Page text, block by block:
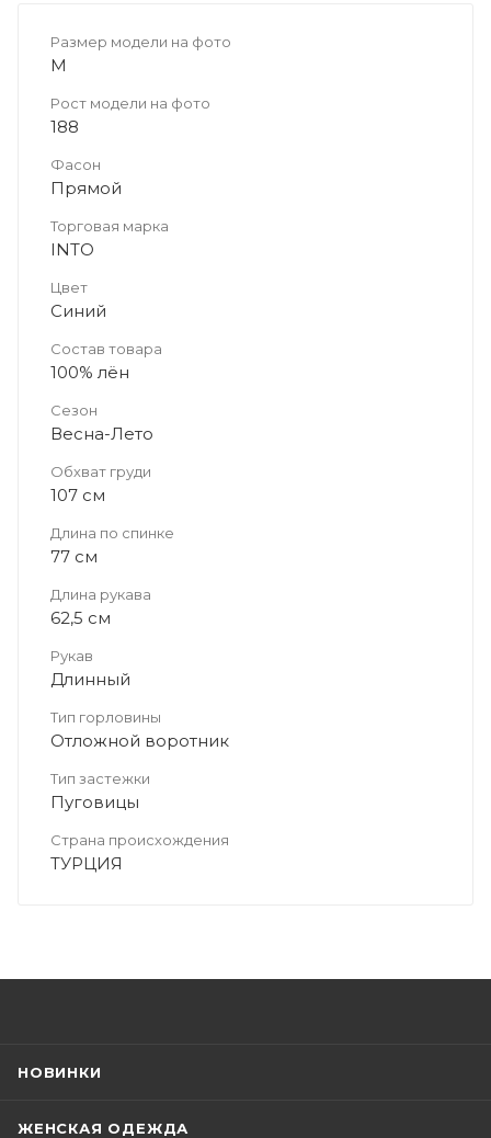
Размер модели на фото
M
Рост модели на фото
188
Фасон
Прямой
Торговая марка
INTO
Цвет
Синий
Состав товара
100% лён
Сезон
Весна-Лето
Обхват груди
107 см
Длина по спинке
77 см
Длина рукава
62,5 см
Рукав
Длинный
Тип горловины
Отложной воротник
Тип застежки
Пуговицы
Страна происхождения
ТУРЦИЯ
НОВИНКИ
ЖЕНСКАЯ ОДЕЖДА